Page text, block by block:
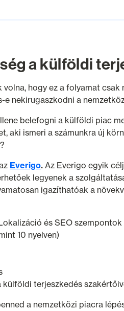
a külföldi
hogy ez a folyamat csak
e nekirugaszkodni a
belefogni a külföldi piac
aki ismeri a számunkra új
Everigo. Az Everigo egyik
legyenek a
igazíthatóak a
és SEO
10 nyelven)
külföldi terjeszkedés
a nemzetközi piacra